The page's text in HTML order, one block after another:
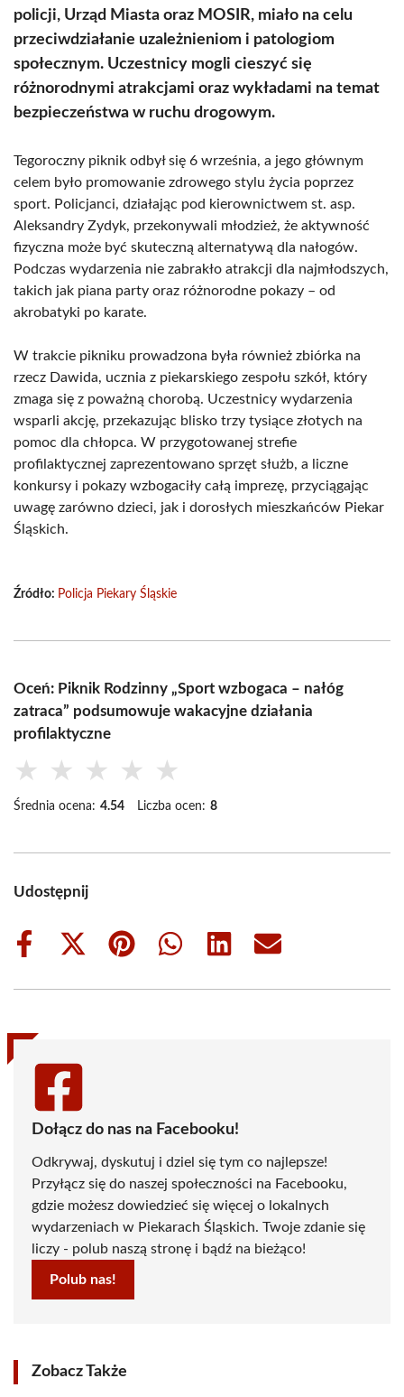
policji, Urząd Miasta oraz MOSIR, miało na celu
przeciwdziałanie uzależnieniom i patologiom
społecznym. Uczestnicy mogli cieszyć się
różnorodnymi atrakcjami oraz wykładami na temat
bezpieczeństwa w ruchu drogowym.
Tegoroczny piknik odbył się 6 września, a jego głównym
celem było promowanie zdrowego stylu życia poprzez
sport. Policjanci, działając pod kierownictwem st. asp.
Aleksandry Zydyk, przekonywali młodzież, że aktywność
fizyczna może być skuteczną alternatywą dla nałogów.
Podczas wydarzenia nie zabrakło atrakcji dla najmłodszych,
takich jak piana party oraz różnorodne pokazy – od
akrobatyki po karate.
W trakcie pikniku prowadzona była również zbiórka na
rzecz Dawida, ucznia z piekarskiego zespołu szkół, który
zmaga się z poważną chorobą. Uczestnicy wydarzenia
wsparli akcję, przekazując blisko trzy tysiące złotych na
pomoc dla chłopca. W przygotowanej strefie
profilaktycznej zaprezentowano sprzęt służb, a liczne
konkursy i pokazy wzbogaciły całą imprezę, przyciągając
uwagę zarówno dzieci, jak i dorosłych mieszkańców Piekar
Śląskich.
Źródło: Policja Piekary Śląskie
Oceń: Piknik Rodzinny „Sport wzbogaca – nałóg
zatraca” podsumowuje wakacyjne działania
profilaktyczne
★ ★ ★ ★ ★
Średnia ocena: 4.54 Liczba ocen: 8
Udostępnij
Share
Share
(Twitter)
Share
Share
Share
Share
Dołącz do nas na Facebooku!
Odkrywaj, dyskutuj i dziel się tym co najlepsze!
Przyłącz się do naszej społeczności na Facebooku,
gdzie możesz dowiedzieć się więcej o lokalnych
wydarzeniach w Piekarach Śląskich. Twoje zdanie się
liczy - polub naszą stronę i bądź na bieżąco!
Polub nas!
Zobacz Także